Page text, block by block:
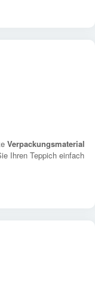
Verpackungsmaterial
Ihren Teppich einfach